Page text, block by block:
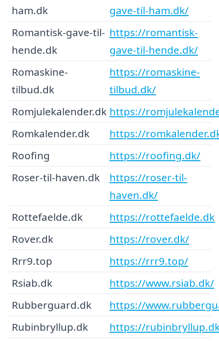
ham.dk
gave-til-ham.dk/
Romantisk-gave-til-
hende.dk
https://romantisk-
gave-til-hende.dk/
Romaskine-
tilbud.dk
https://romaskine-
tilbud.dk/
Romjulekalender.dk https://
Romkalender.dk
https://
Roofing
https://roofing.dk/
Roser-til-haven.dk
https://roser-til-
haven.dk/
Rottefaelde.dk
https://rottefaelde.dk
Rover.dk
https://rover.dk/
Rrr9.top
https://rrr9.top/
Rsiab.dk
https://www.rsiab.dk/
Rubberguard.dk
https://
Rubinbryllup.dk
https://